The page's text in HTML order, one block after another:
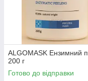
ALGOMASK Ензимний
200 г
Готово до відправки